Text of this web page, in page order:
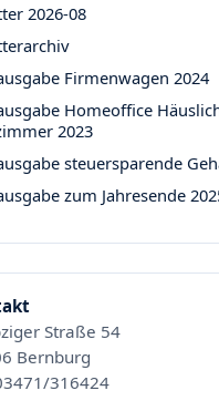
2026-08
Firmenwagen 2024
Homeoffice
2023
steuersparende
zum Jahresende
Straße 54
Bernburg
316424